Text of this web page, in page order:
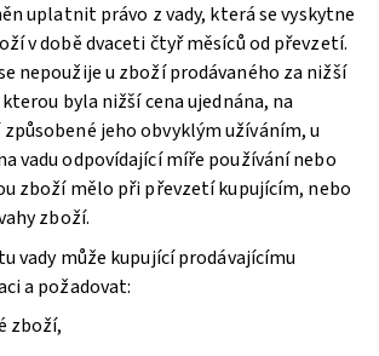
uplatnit právo z vady, která se vyskytne
v době dvaceti čtyř měsíců od převzetí.
nepoužije u zboží prodávaného za nižší
byla nižší cena ujednána, na
jeho obvyklým užíváním, u
vadu odpovídající míře používání nebo
zboží mělo při převzetí kupujícím, nebo
zboží.
vady může kupující prodávajícímu
a požadovat:
zboží,